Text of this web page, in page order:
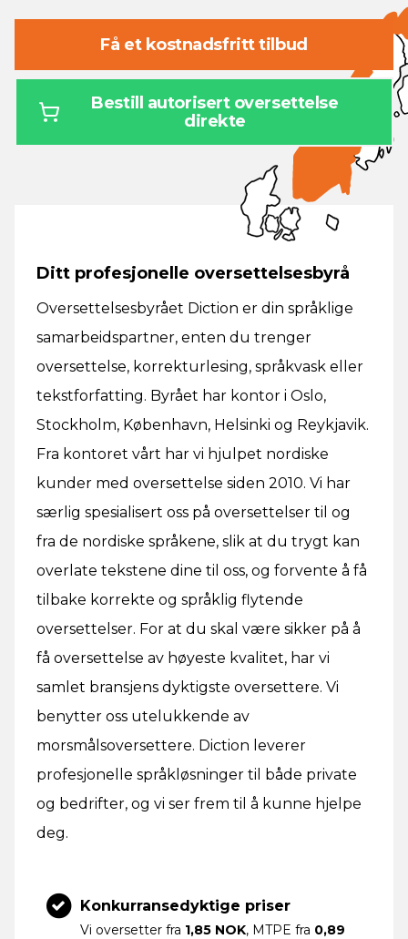
Få et kostnadsfritt tilbud
Bestill autorisert oversettelse
direkte
Ditt profesjonelle oversettelsesbyrå
Oversettelsesbyrået Diction er din språklige
samarbeidspartner, enten du trenger
oversettelse, korrekturlesing, språkvask eller
tekstforfatting. Byrået har kontor i Oslo,
Stockholm, København, Helsinki og Reykjavik.
Fra kontoret vårt har vi hjulpet nordiske
kunder med oversettelse siden 2010. Vi har
særlig spesialisert oss på oversettelser til og
fra de nordiske språkene, slik at du trygt kan
overlate tekstene dine til oss, og forvente å få
tilbake korrekte og språklig flytende
oversettelser. For at du skal være sikker på å
få oversettelse av høyeste kvalitet, har vi
samlet bransjens dyktigste oversettere. Vi
benytter oss utelukkende av
morsmålsoversettere. Diction leverer
profesjonelle språkløsninger til både private
og bedrifter, og vi ser frem til å kunne hjelpe
deg.
Konkurransedyktige priser
Vi oversetter fra 1,85 NOK, MTPE fra 0,89